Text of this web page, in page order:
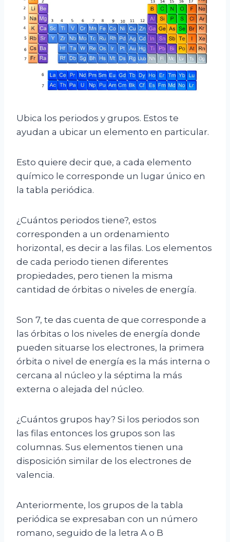
Ubica los periodos y grupos. Estos te
ayudan a ubicar un elemento en particular.
Esto quiere decir que, a cada elemento
químico le corresponde un lugar único en
la tabla periódica.
¿Cuántos periodos tiene?, estos
corresponden a un ordenamiento
horizontal, es decir a las filas. Los elementos
de cada periodo tienen diferentes
propiedades, pero tienen la misma
cantidad de órbitas o niveles de energía.
Son 7, te das cuenta de que corresponde a
las órbitas o los niveles de energía donde
pueden situarse los electrones, la primera
órbita o nivel de energía es la más interna o
cercana al núcleo y la séptima la más
externa o alejada del núcleo.
¿Cuántos grupos hay? Si los periodos son
las filas entonces los grupos son las
columnas. Sus elementos tienen una
disposición similar de los electrones de
valencia.
Anteriormente, los grupos de la tabla
periódica se expresaban con un número
romano, seguido de la letra A o B